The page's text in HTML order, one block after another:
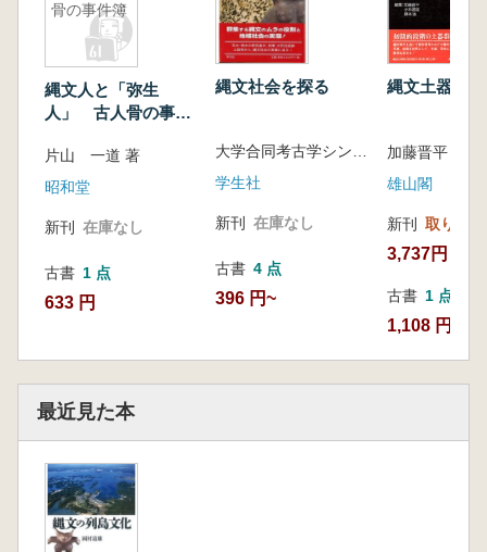
骨の事件簿
縄文人と「弥生
人」 古人骨の事件
片山 一道 著
昭和堂
新刊 在庫なし
古書 1 点
633 円
縄文社会を探る
大学合同考古学シンポジウム実行委員会 編
学生社
新刊 在庫なし
古書 4 点
396 円~
縄文土器 1
加藤晋平
雄山閣
新刊 取り寄せ
3,737円
古書 1 点
1,108 円
最近見た本